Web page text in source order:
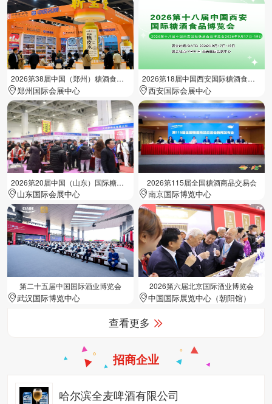
2026第38届中国（郑州）糖酒食品交易会
郑州国际会展中心
2026第18届中国西安国际糖酒食品展览会
西安国际会展中心
2026第20届中国（山东）国际糖酒食品交易会
山东国际会展中心
2026第115届全国糖酒商品交易会
南京国际博览中心
第二十五届中国国际酒业博览会
武汉国际博览中心
2026第六届北京国际酒业博览会
中国国际展览中心（朝阳馆）
查看更多
招商企业
哈尔滨全麦啤酒有限公司